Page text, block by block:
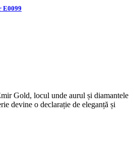
E0099
Gold, locul unde aurul și diamantele
devine o declarație de eleganță și